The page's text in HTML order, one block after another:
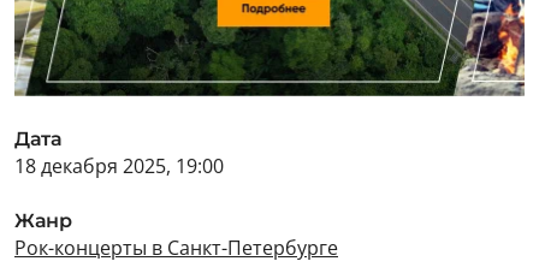
Дата
18 декабря 2025, 19:00
Жанр
Рок-концерты в Санкт-Петербурге